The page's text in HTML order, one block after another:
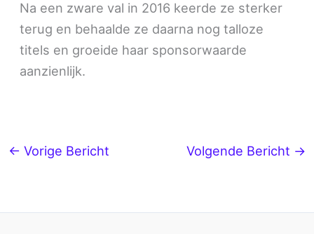
Na een zware val in 2016 keerde ze sterker
terug en behaalde ze daarna nog talloze
titels en groeide haar sponsorwaarde
aanzienlijk.
← Vorige Bericht Volgende Bericht →